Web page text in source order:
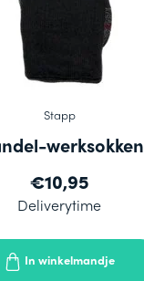
Stapp
werksokken
€10,95
Deliverytime
In winkelmandje